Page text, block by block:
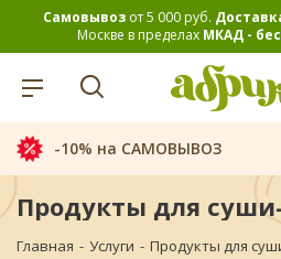
Самовывозот 5 000 руб.
Москве в пределах МКАД -
-10% на САМОВЫВОЗ
Продукты для
Главная - Услуги - Продукты для